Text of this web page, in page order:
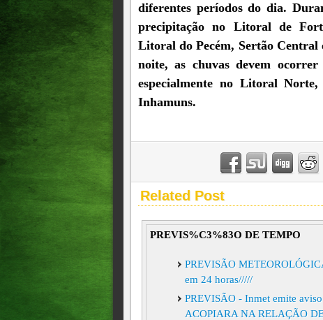
diferentes períodos do dia.
precipitação no Litoral de
Litoral do Pecém, Sertão
noite, as chuvas devem
especialmente no Litoral
Inhamuns.
Related Post
PREVIS%C3%83O DE TEMPO
PREVISÃO
em 24 horas/////
PREVISÃO - Inmet emite
ACOPIARA NA RELAÇÃO